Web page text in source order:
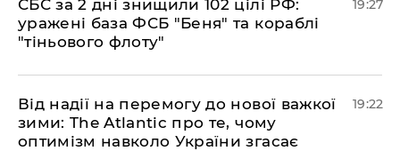
​СБС за 2 дні знищили 102 цілі РФ:
уражені база ФСБ "Беня" та кораблі
"тіньового флоту"
19:27
​Від надії на перемогу до нової важкої
зими: The Atlantic про те, чому
оптимізм навколо України згасає
19:22